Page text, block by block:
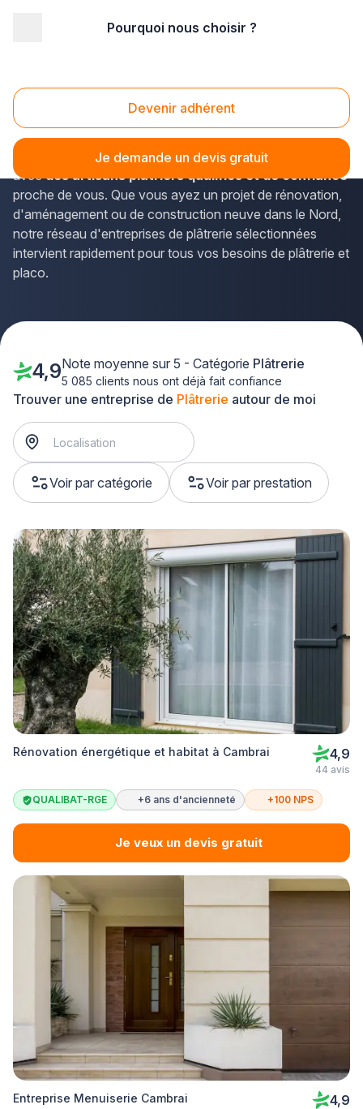
Pourquoi nous choisir ?
Devenir adhérent
Je demande un devis gratuit
Platrerie Cambrai (59400)
Vous recherchez un professionnel de la plâtrerie à
Cambrai ? La solution Plus que pro vous met en relation
avecdes artisans plâtriers qualifiés et de confiance
proche de vous. Que vous ayez un projet de rénovation,
d'aménagement ou de construction neuve dans le Nord,
notre réseau d'entreprises de plâtrerie sélectionnées
intervient rapidement pour tous vos besoins de plâtrerie et
placo.
Trouver une entreprise de Plâtrerie autour de moi
Voir par catégorie Voir par prestation
4,9Note moyenne sur 5 - Catégorie Plâtrerie
5 085 clients nous ont déjà fait confiance
Rénovation énergétique et habitat à Cambrai 4,9
44 avis
QUALIBAT-RGE +6 ans d'ancienneté +100 NPS
Je veux un devis gratuit
Entreprise Menuiserie Cambrai 4,9